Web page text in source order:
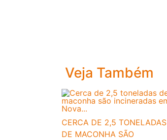
Veja Também
CERCA DE 2,5 TONELADAS
DE MACONHA SÃO